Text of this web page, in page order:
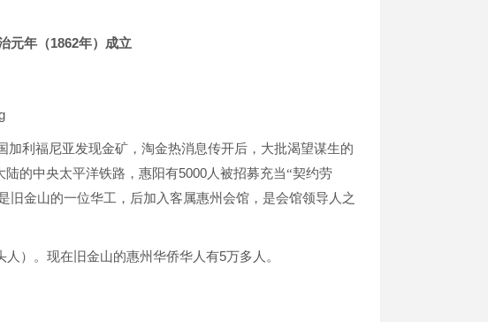
元年（1862年）成立
加利福尼亚发现金矿，淘金热消息传开后，大批渴望谋生的
陆的中央太平洋铁路，惠阳有5000人被招募充当“契约劳
旧金山的一位华工，后加入客属惠州会馆，是会馆领导人之
）。现在旧金山的惠州华侨华人有5万多人。